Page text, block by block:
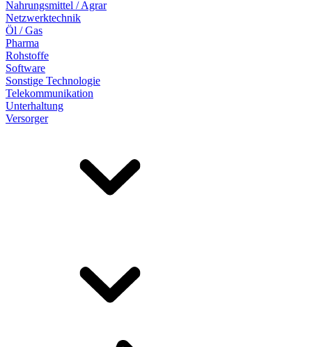
Nahrungsmittel / Agrar
Netzwerktechnik
Öl / Gas
Pharma
Rohstoffe
Software
Sonstige Technologie
Telekommunikation
Unterhaltung
Versorger